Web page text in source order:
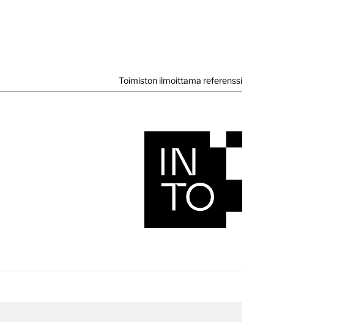
Toimiston ilmoittama referenssi